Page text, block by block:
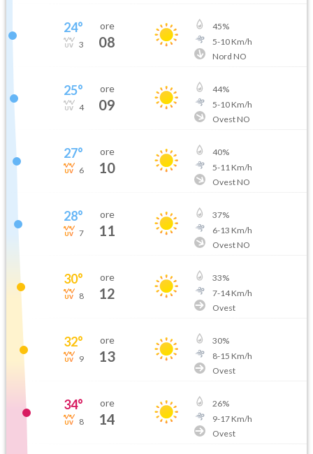
24°
3
ore
08
45%
5-10Km/h
Nord NO
25°
4
ore
09
44%
5-10Km/h
Ovest NO
27°
6
ore
10
40%
5-11 Km/h
Ovest NO
28°
7
ore
11
37%
6-13 Km/h
Ovest NO
30°
8
ore
12
33%
7-14Km/h
Ovest
32°
9
ore
13
30%
8-15 Km/h
Ovest
34°
8
ore
14
26%
9-17Km/h
Ovest